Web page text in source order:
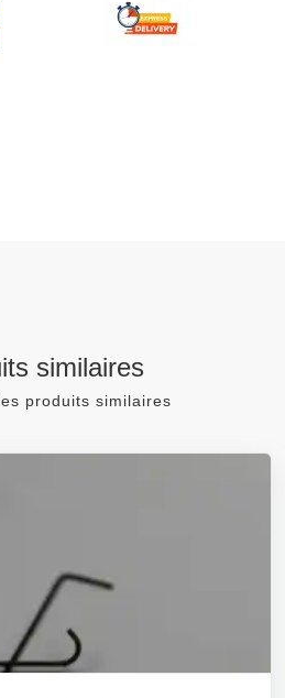
similaires
produits similaires